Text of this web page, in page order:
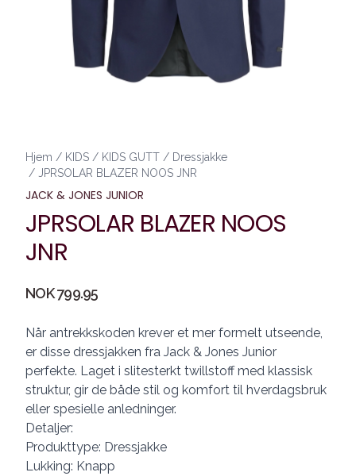
Hjem / KIDS / KIDS GUTT / Dressjakke
/ JPRSOLAR BLAZER NOOS JNR
JACK & JONES JUNIOR
JPRSOLAR BLAZER NOOS
JNR
Produktdetaljer
NOK 799.95
Description
Når antrekkskoden krever et mer formelt utseende,
er disse dressjakken fra Jack & Jones Junior
perfekte. Laget i slitesterkt twillstoff med klassisk
struktur, gir de både stil og komfort til hverdagsbruk
eller spesielle anledninger.
Detaljer:
Produkttype: Dressjakke
Lukking: Knapp